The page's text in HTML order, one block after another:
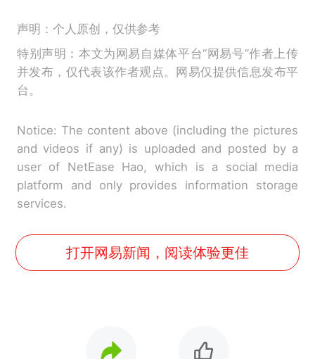
声明：个人原创，仅供参考
特别声明：本文为网易自媒体平台“网易号”作者上传
并发布，仅代表该作者观点。网易仅提供信息发布平
台。
Notice: The content above (including the pictures
and videos if any) is uploaded and posted by a
user of NetEase Hao, which is a social media
platform and only provides information storage
services.
打开网易新闻，阅读体验更佳